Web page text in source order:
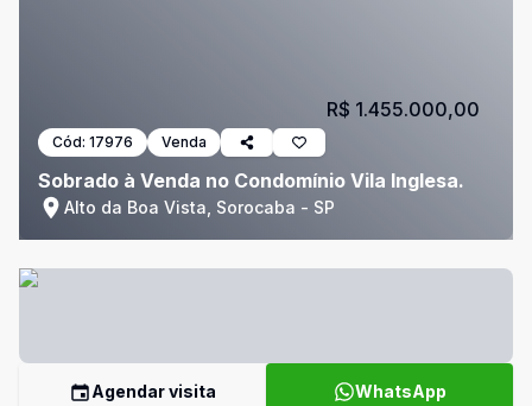
Cód: 17976 Venda
Sobrado à Venda no Condomínio Vila Inglesa.
Alto da Boa Vista, Sorocaba - SP
R$ 1.455.000,00
Agendar visita WhatsApp